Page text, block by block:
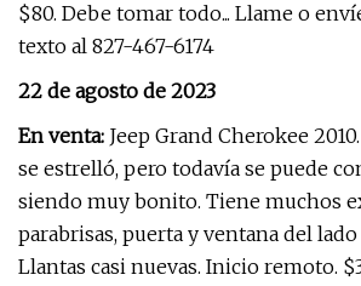
$80. Debe tomar todo... Llame o
texto al 827-467-6174
22 de agosto de 2023
En venta: Jeep Grand Cherokee
se estrelló, pero todavía se puede
siendo muy bonito. Tiene muchos
parabrisas, puerta y ventana del
Llantas casi nuevas. Inicio remoto.